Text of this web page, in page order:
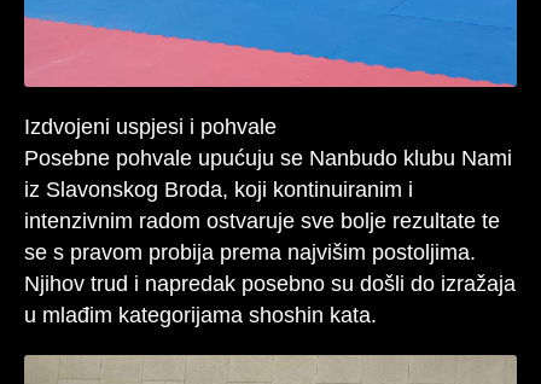
Izdvojeni uspjesi i pohvale
Posebne pohvale upućuju se Nanbudo klubu Nami
iz Slavonskog Broda, koji kontinuiranim i
intenzivnim radom ostvaruje sve bolje rezultate te
se s pravom probija prema najvišim postoljima.
Njihov trud i napredak posebno su došli do izražaja
u mlađim kategorijama shoshin kata.